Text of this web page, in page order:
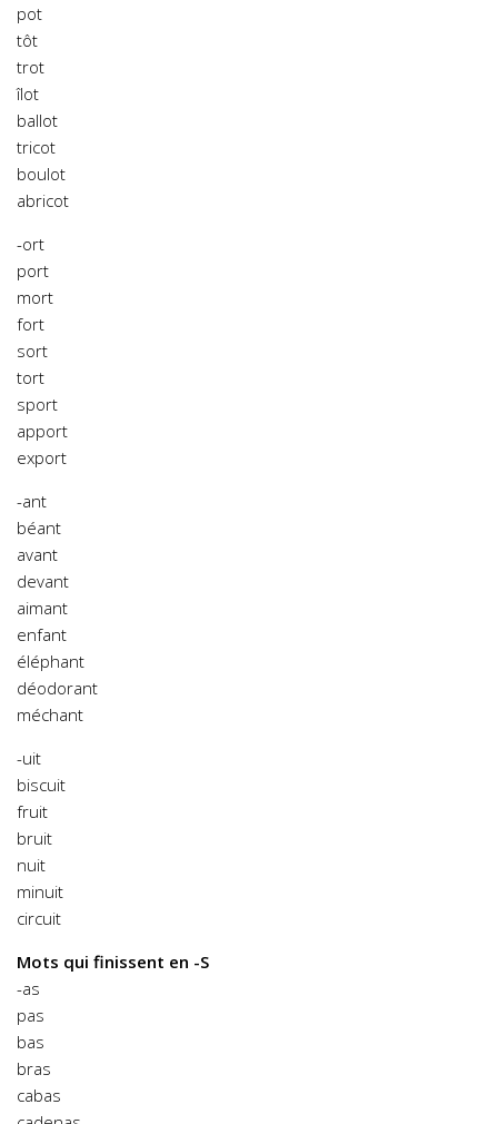
pot
tôt
trot
îlot
ballot
tricot
boulot
abricot
-ort
port
mort
fort
sort
tort
sport
apport
export
-ant
béant
avant
devant
aimant
enfant
éléphant
déodorant
méchant
-uit
biscuit
fruit
bruit
nuit
minuit
circuit
Mots qui finissent en -S
-as
pas
bas
bras
cabas